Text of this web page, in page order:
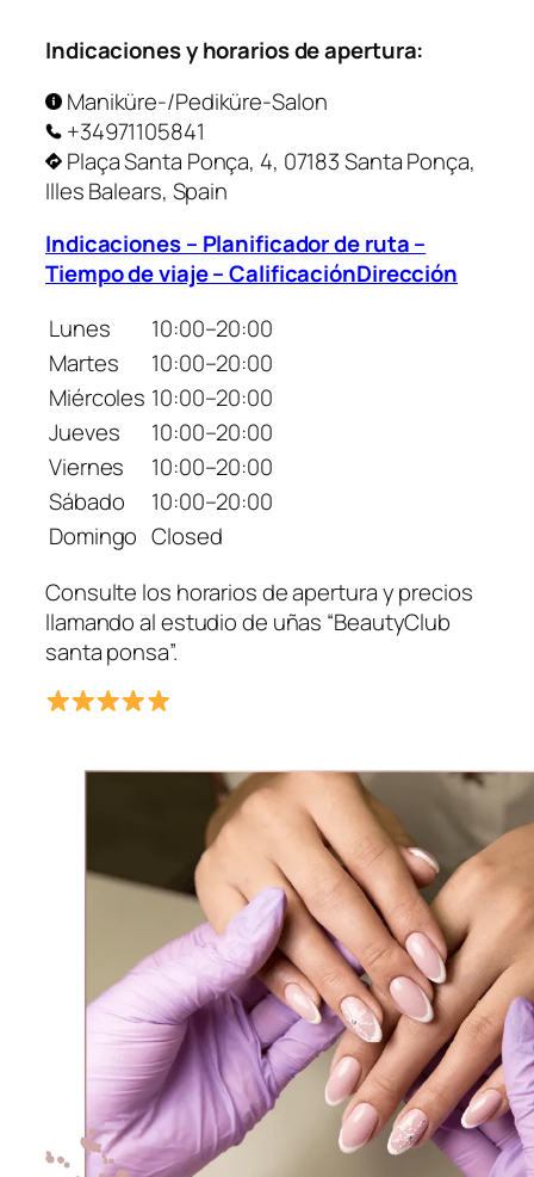
Indicaciones y horarios de apertura:
Maniküre-/Pediküre-Salon
+34971105841
Plaça Santa Ponça, 4, 07183 Santa Ponça,
Illes Balears, Spain
Indicaciones – Planificador de ruta –
Tiempo de viaje – CalificaciónDirección
Lunes
10:00–20:00
Martes
10:00–20:00
Miércoles 10:00–20:00
Jueves
10:00–20:00
Viernes
10:00–20:00
Sábado
10:00–20:00
Domingo Closed
Consulte los horarios de apertura y precios
llamando al estudio de uñas “BeautyClub
santa ponsa”.